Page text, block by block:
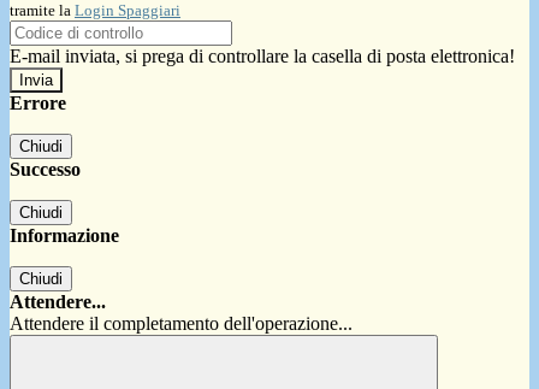
tramite la Login Spaggiari
E-mail inviata, si prega di controllare la casella di posta elettronica!
Errore
Chiudi
Successo
Chiudi
Informazione
Chiudi
Attendere...
Attendere il completamento dell'operazione...